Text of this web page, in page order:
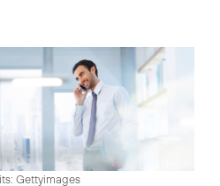
Gettyimages